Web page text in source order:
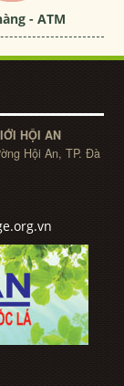
- ATM
HỘI AN
Hội An, TP. Đà